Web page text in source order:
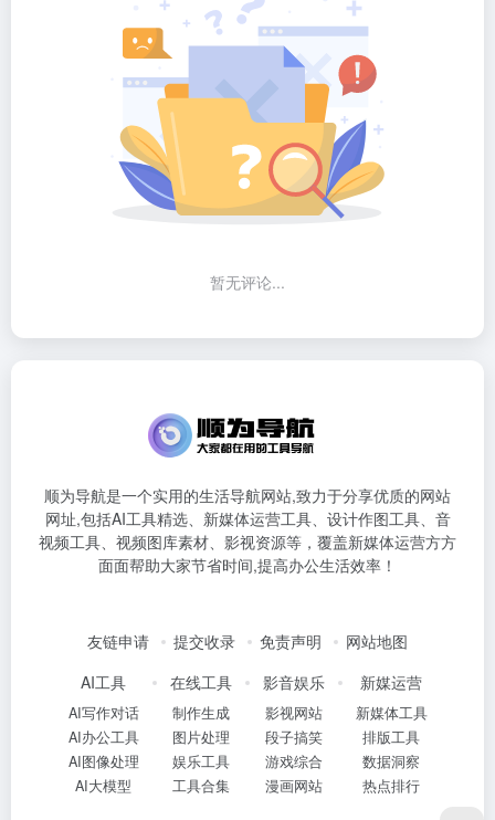
暂无评论...
顺为导航是一个实用的生活导航网站,致力于分享优质的网站
网址,包括AI工具精选、新媒体运营工具、设计作图工具、音
视频工具、视频图库素材、影视资源等，覆盖新媒体运营方方
面面帮助大家节省时间,提高办公生活效率！
友链申请 提交收录 免责声明
网站地图
AI工具
AI写作对话
AI办公工具
AI图像处理
AI大模型
在线工具
制作生成
图片处理
娱乐工具
工具合集
影音娱乐
影视网站
段子搞笑
游戏综合
漫画网站
新媒运营
新媒体工具
排版工具
数据洞察
热点排行